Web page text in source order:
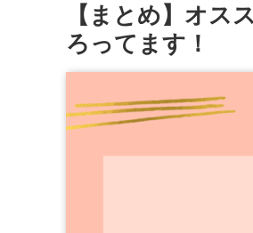
【まとめ】オス
ろってます！